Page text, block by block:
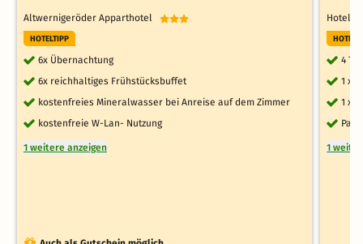
Altwernigeröder Apparthotel
HOTELTIPP
6x Übernachtung
6x reichhaltiges Frühstücksbuffet
kostenfreies Mineralwasser bei Anreise auf dem Zimmer
kostenfreie W-Lan- Nutzung
1 weitere anzeigen
Hotel
4
1 x
1 x
1